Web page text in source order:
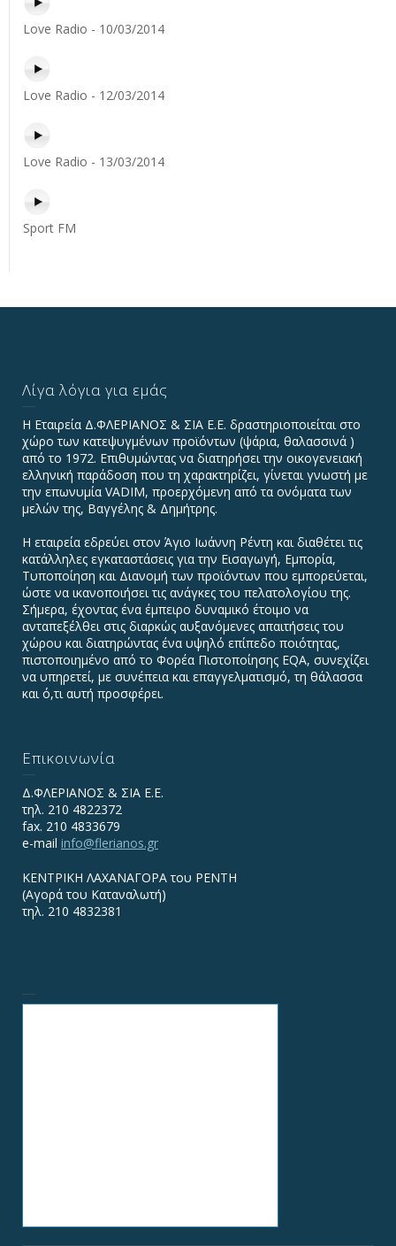
Love Radio - 10/03/2014
Love Radio - 12/03/2014
Love Radio - 13/03/2014
Sport FM
Λίγα λόγια για εμάς
Η Εταιρεία Δ.ΦΛΕΡΙΑΝΟΣ & ΣΙΑ Ε.Ε. δραστηριοποιείται στο
χώρο των κατεψυγμένων προϊόντων (ψάρια, θαλασσινά )
από το 1972. Επιθυμώντας να διατηρήσει την οικογενειακή
ελληνική παράδοση που τη χαρακτηρίζει, γίνεται γνωστή με
την επωνυμία VADIΜ, προερχόμενη από τα ονόματα των
μελών της, Βαγγέλης & Δημήτρης.
Η εταιρεία εδρεύει στον Άγιο Ιωάννη Ρέντη και διαθέτει τις
κατάλληλες εγκαταστάσεις για την Εισαγωγή, Εμπορία,
Τυποποίηση και Διανομή των προϊόντων που εμπορεύεται,
ώστε να ικανοποιήσει τις ανάγκες του πελατολογίου της.
Σήμερα, έχοντας ένα έμπειρο δυναμικό έτοιμο να
ανταπεξέλθει στις διαρκώς αυξανόμενες απαιτήσεις του
χώρου και διατηρώντας ένα υψηλό επίπεδο ποιότητας,
πιστοποιημένο από το Φορέα Πιστοποίησης EQA, συνεχίζει
να υπηρετεί, με συνέπεια και επαγγελματισμό, τη θάλασσα
και ό,τι αυτή προσφέρει.
Επικοινωνία
Δ.ΦΛΕΡΙΑΝΟΣ & ΣΙΑ Ε.Ε.
τηλ. 210 4822372
fax. 210 4833679
e-mail info@flerianos.gr
ΚΕΝΤΡΙΚΗ ΛΑΧΑΝΑΓΟΡΑ του ΡΕΝΤΗ
(Αγορά του Καταναλωτή)
τηλ. 210 4832381